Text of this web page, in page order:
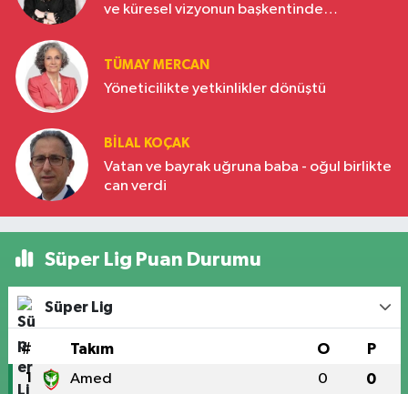
ve küresel vizyonun başkentinde
TÜMAY MERCAN
Yöneticilikte yetkinlikler dönüştü
BILAL KOÇAK
Vatan ve bayrak uğruna baba - oğul birlikte
can verdi
Süper Lig Puan Durumu
Süper Lig
# Takım O P
1 Amed 0 0